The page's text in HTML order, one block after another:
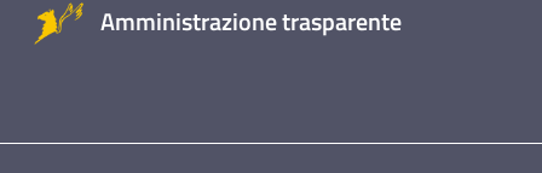
Amministrazione trasparente